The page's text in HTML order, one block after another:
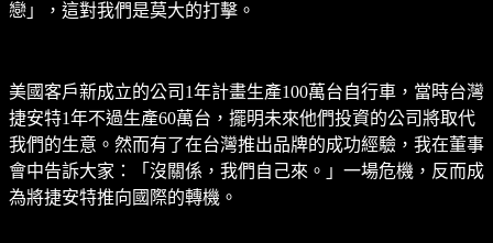
戀」，這對我們是莫大的打擊。
美國客戶新成立的公司1年計畫生產100萬台自行車，當時台灣
捷安特1年不過生產60萬台，擺明未來他們投資的公司將取代
我們的生意。然而有了在台灣推出品牌的成功經驗，我在董事
會中告訴大家：「沒關係，我們自己來。」一場危機，反而成
為將捷安特推向國際的轉機。